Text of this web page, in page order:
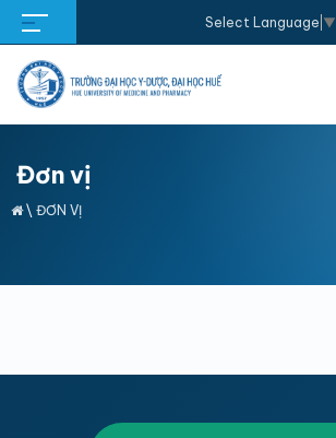
Select Language ▼
Đơn vị
\ ĐƠN VỊ